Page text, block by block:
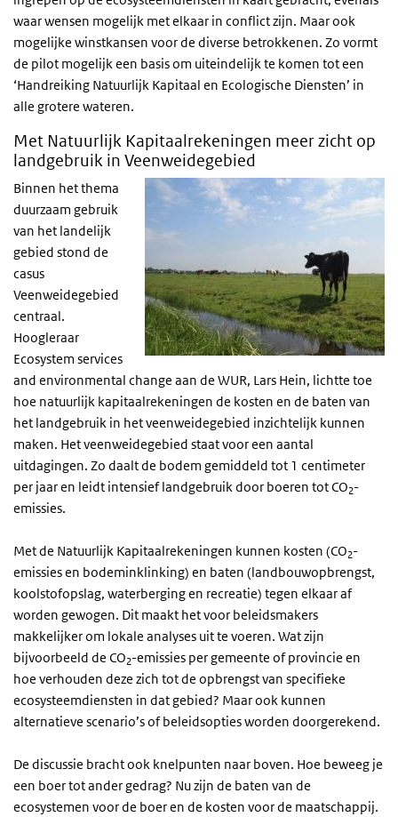
waar wensen mogelijk met elkaar in conflict zijn. Maar ook
mogelijke winstkansen voor de diverse betrokkenen. Zo vormt
de pilot mogelijk een basis om uiteindelijk te komen tot een
‘Handreiking Natuurlijk Kapitaal en Ecologische Diensten’ in
alle grotere wateren.
Met Natuurlijk Kapitaalrekeningen meer zicht op
landgebruik in Veenweidegebied
Binnen het thema
duurzaam gebruik
van het landelijk
gebied stond de
casus
Veenweidegebied
centraal.
Hoogleraar
Ecosystem services
and environmental change aan de WUR, Lars Hein, lichtte toe
hoe natuurlijk kapitaalrekeningen de kosten en de baten van
het landgebruik in het veenweidegebied inzichtelijk kunnen
maken. Het veenweidegebied staat voor een aantal
uitdagingen. Zo daalt de bodem gemiddeld tot 1 centimeter
per jaar en leidt intensief landgebruik door boeren tot CO2-
emissies.
Met de Natuurlijk Kapitaalrekeningen kunnen kosten (CO2-
emissies en bodeminklinking) en baten (landbouwopbrengst,
koolstofopslag, waterberging en recreatie) tegen elkaar af
worden gewogen. Dit maakt het voor beleidsmakers
makkelijker om lokale analyses uit te voeren. Wat zijn
bijvoorbeeld de CO2-emissies per gemeente of provincie en
hoe verhouden deze zich tot de opbrengst van specifieke
ecosysteemdiensten in dat gebied? Maar ook kunnen
alternatieve scenario’s of beleidsopties worden doorgerekend.
De discussie bracht ook knelpunten naar boven. Hoe beweeg je
een boer tot ander gedrag? Nu zijn de baten van de
ecosystemen voor de boer en de kosten voor de maatschappij.